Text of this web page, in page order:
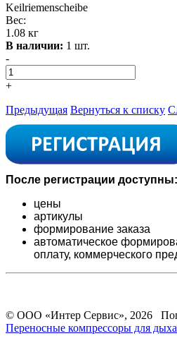
Keilriemenscheibe
Вес:
1.08 кг
В наличии: 1 шт.
-
+
Предыдущая Вернуться к списку
После регистрации доступны:
цены
артикулы
формирование заказа
автоматическое
оплату, коммерческого
© ООО «Интер Сервис», 2026
Переносные компрессоры для